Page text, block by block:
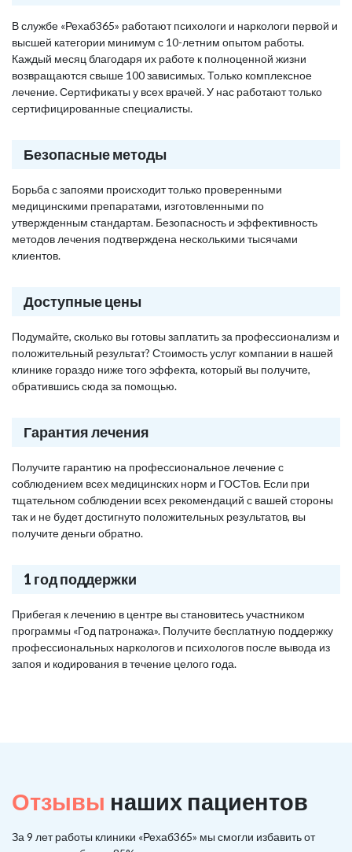
В службе «Рехаб365» работают психологи и наркологи первой и
высшей категории минимум с 10-летним опытом работы.
Каждый месяц благодаря их работе к полноценной жизни
возвращаются свыше 100 зависимых. Только комплексное
лечение. Сертификаты у всех врачей. У нас работают только
сертифицированные специалисты.
Безопасные методы
Борьба с запоями происходит только проверенными
медицинскими препаратами, изготовленными по
утвержденным стандартам. Безопасность и эффективность
методов лечения подтверждена несколькими тысячами
клиентов.
Доступные цены
Подумайте, сколько вы готовы заплатить за профессионализм и
положительный результат? Стоимость услуг компании в нашей
клинике гораздо ниже того эффекта, который вы получите,
обратившись сюда за помощью.
Гарантия лечения
Получите гарантию на профессиональное лечение с
соблюдением всех медицинских норм и ГОСТов. Если при
тщательном соблюдении всех рекомендаций с вашей стороны
так и не будет достигнуто положительных результатов, вы
получите деньги обратно.
1 год поддержки
Прибегая к лечению в центре вы становитесь участником
программы «Год патронажа». Получите бесплатную поддержку
профессиональных наркологов и психологов после вывода из
запоя и кодирования в течение целого года.
Отзывы наших пациентов
За 9 лет работы клиники «Рехаб365» мы смогли избавить от